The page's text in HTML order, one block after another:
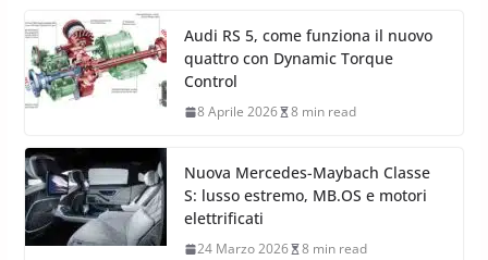
Audi RS 5, come funziona il nuovo
quattro con Dynamic Torque
Control
8 Aprile 2026 8 min read
Nuova Mercedes-Maybach Classe
S: lusso estremo, MB.OS e motori
elettrificati
24 Marzo 2026 8 min read